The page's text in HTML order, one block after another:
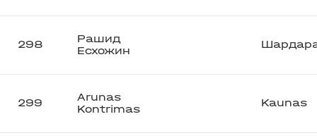
298
Рашид
Есхожин
299
Arunas
Kontrimas
Kaunas